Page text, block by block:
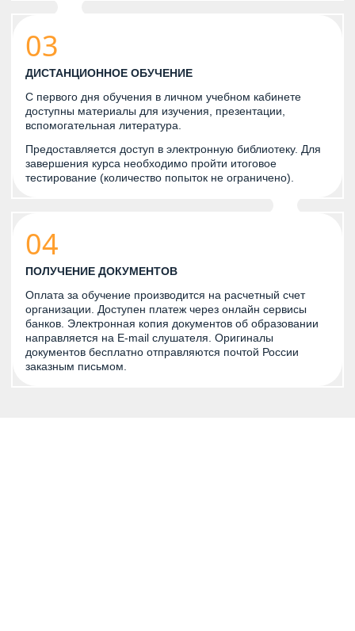
03
ДИСТАНЦИОННОЕ ОБУЧЕНИЕ
С первого дня обучения в личном учебном кабинете
доступны материалы для изучения, презентации,
вспомогательная литература.
Предоставляется доступ в электронную библиотеку. Для
завершения курса необходимо пройти итоговое
тестирование (количество попыток не ограничено).
04
ПОЛУЧЕНИЕ ДОКУМЕНТОВ
Оплата за обучение производится на расчетный счет
организации. Доступен платеж через онлайн сервисы
банков. Электронная копия документов об образовании
направляется на E-mail слушателя. Оригиналы
документов бесплатно отправляются почтой России
заказным письмом.